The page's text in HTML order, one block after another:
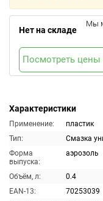
Характеристики
Применение:
пластик
Тип:
Смазка
Форма
выпуска:
аэрозоль
Объём, л:
0.4
EAN-13:
70253039
Нет на складе
Мы
Посмотреть цены